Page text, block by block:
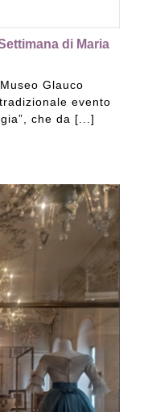
di Maria
Glauco
evento
che da [...]